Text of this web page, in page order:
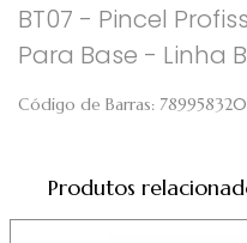
BT07 - Pincel
Para Base - Linha
Código de Barras:
Produtos